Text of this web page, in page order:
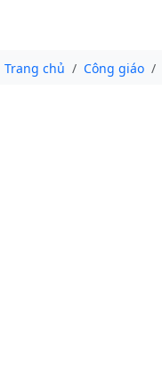
Trang chủ Công giáo